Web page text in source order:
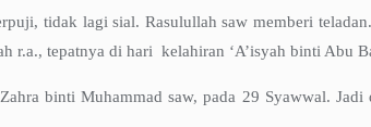
tidak lagi sial. Rasulullah saw memberi
r.a., tepatnya di hari kelahiran ‘A’isyah binti Abu
binti Muhammad saw, pada 29 Syawwal.